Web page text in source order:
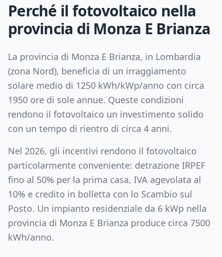
Perché il fotovoltaico nella
provincia di Monza E Brianza
La provincia di Monza E Brianza, in Lombardia
(zona Nord), beneficia di un irraggiamento
solare medio di 1250 kWh/kWp/anno con circa
1950 ore di sole annue. Queste condizioni
rendono il fotovoltaico un investimento solido
con un tempo di rientro di circa 4 anni.
Nel 2026, gli incentivi rendono il fotovoltaico
particolarmente conveniente: detrazione IRPEF
fino al 50% per la prima casa, IVA agevolata al
10% e credito in bolletta con lo Scambio sul
Posto. Un impianto residenziale da 6 kWp nella
provincia di Monza E Brianza produce circa 7500
kWh/anno.